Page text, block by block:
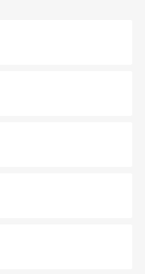
しめる外せないスポット